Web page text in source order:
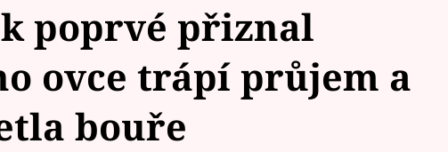
poprvé přiznal
ovce trápí průjem a
bouře